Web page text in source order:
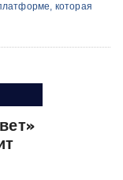
которая